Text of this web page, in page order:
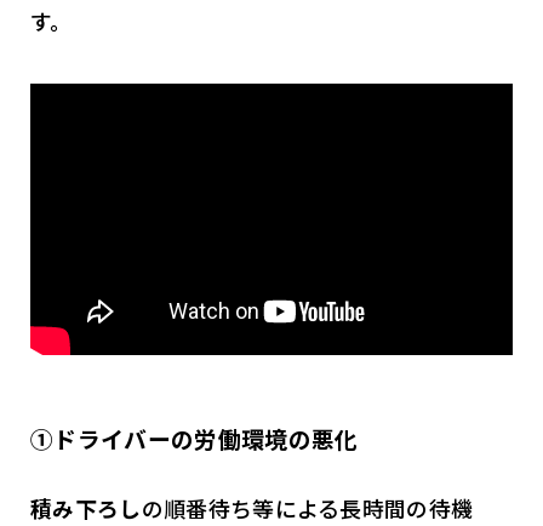
す。
①ドライバーの労働環境の悪化
積み下ろしの順番待ち等による長時間の待機